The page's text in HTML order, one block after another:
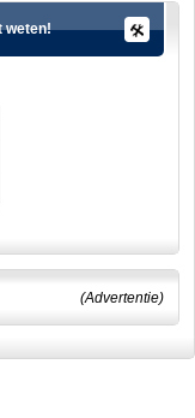
weten!
(Advertentie)